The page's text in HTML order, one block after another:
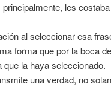
les
al seleccionar esa
forma que por la boca
que la haya seleccionado.
una verdad, no